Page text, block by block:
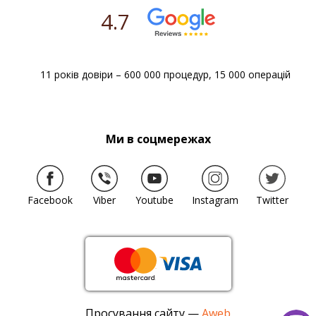
залишають надовго без уваги. Забезпечують всім
необхідним, не треба брати в лікарню багато
речей. Аналізи роблять на місці, що дуже зручно.
за вчасно і кваліфіковано надану допомогу. Дуже
Дуже гарні, позитивні враження від
Дякую Костянтину Борисовичу за чуйність та
індивідуальний підхід до пацієнта.
Клініку рекомендуватиму усім знайомим.
4.7
11 років довіри – 600 000 процедур, 15 000 операцій
Ми в соцмережах
Facebook Viber Youtube Instagram Twitter